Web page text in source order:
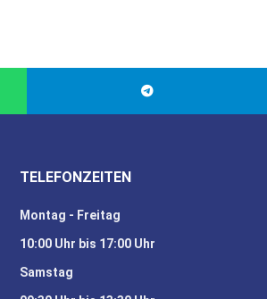
TELEFONZEITEN
Montag - Freitag
10:00 Uhr bis 17:00 Uhr
Samstag